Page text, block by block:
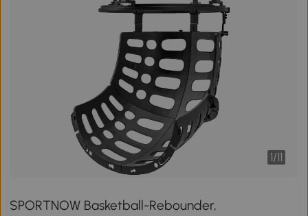
1/11
SPORTNOW Basketball-Rebounder,